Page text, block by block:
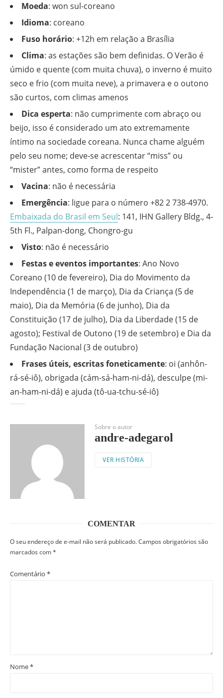
Moeda: won sul-coreano
Idioma: coreano
Fuso horário: +12h em relação a Brasília
Clima: as estações são bem definidas. O Verão é
úmido e quente (com muita chuva), o inverno é muito
seco e frio (com muita neve), a primavera e o outono
são curtos, com climas amenos
Dica esperta: não cumprimente com abraço ou
beijo, isso é considerado um ato extremamente
íntimo na sociedade coreana. Nunca chame alguém
pelo seu nome; deve-se acrescentar “miss” ou
“mister” antes, como forma de respeito
Vacina: não é necessária
Emergência: ligue para o número +82 2 738-4970.
Embaixada do Brasil em Seul: 141, IHN Gallery Bldg., 4-
5th Fl., Palpan-dong, Chongro-gu
Visto: não é necessário
Festas e eventos importantes: Ano Novo
Coreano (10 de fevereiro), Dia do Movimento da
Independência (1 de março), Dia da Criança (5 de
maio), Dia da Memória (6 de junho), Dia da
Constituição (17 de julho), Dia da Liberdade (15 de
agosto); Festival de Outono (19 de setembro) e Dia da
Fundação Nacional (3 de outubro)
Frases úteis, escritas foneticamente: oi (anhôn-
rá-sé-iô), obrigada (cám-sá-ham-ni-dá), desculpe (mi-
an-ham-ni-dá) e ajuda (tô-ua-tchu-sé-iô)
Sobre o autor
andre-adegarol
VER HISTÓRIA
COMENTAR
O seu endereço de e-mail não será publicado.Campos obrigatórios são
marcados com*
Comentário *
Nome*